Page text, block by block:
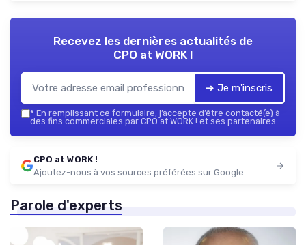
Recevez les dernières actualités de
CPO at WORK !
➔ Je m'inscris
* En remplissant ce formulaire, j’accepte d’être contacté(e) à
des fins commerciales par CPO at WORK ! et ses partenaires.
CPO at WORK !
Ajoutez-nous à vos sources préférées sur Google
Parole d'experts